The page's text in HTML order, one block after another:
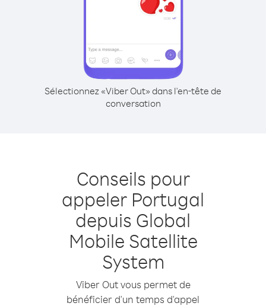
Sélectionnez «Viber Out» dans l'en-tête de
conversation
Conseils pour
appeler Portugal
depuis Global
Mobile Satellite
System
Viber Out vous permet de
bénéficier d'un temps d'appel